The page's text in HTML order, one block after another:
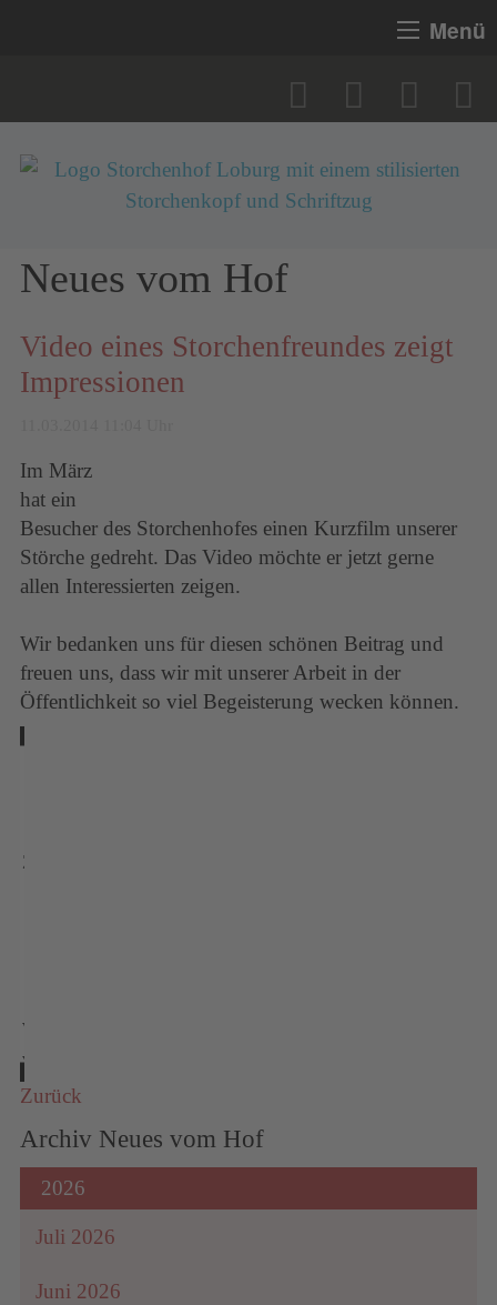
Menü
Neues vom Hof
Video eines Storchenfreundes zeigt
Impressionen
Im März
hat ein
Besucher des Storchenhofes einen Kurzfilm unserer
Störche gedreht. Das Video möchte er jetzt gerne
allen Interessierten zeigen.
Wir bedanken uns für diesen schönen Beitrag und
freuen uns, dass wir mit unserer Arbeit in der
Öffentlichkeit so viel Begeisterung wecken können.
Zustimmung,
Wir
verwenden
einen
eines
Drittanbieters,
Videoinhalte
Dieser
Zurück
Archiv Neues vom Hof
2026
Juli 2026
Juni 2026